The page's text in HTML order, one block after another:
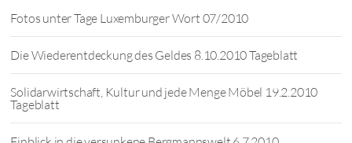
Fotos unter Tage Luxemburger Wort 07/2010
Die Wiederentdeckung des Geldes 8.10.2010 Tageblatt
Solidarwirtschaft, Kultur und jede Menge Möbel 19.2.2010
Tageblatt